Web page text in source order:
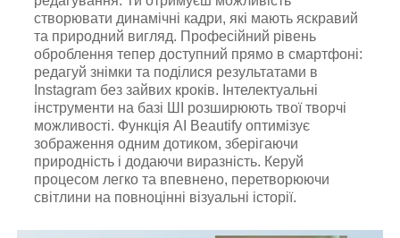
створювати динамічні кадри, які мають яскравий
та природний вигляд. Професійний рівень
оброблення тепер доступний прямо в смартфоні:
редагуй знімки та поділися результатами в
Instagram без зайвих кроків. Інтелектуальні
інструменти на базі ШІ розширюють твої творчі
можливості. Функція AI Beautify оптимізує
зображення одним дотиком, зберігаючи
природність і додаючи виразність. Керуй
процесом легко та впевнено, перетворюючи
світлини на повноцінні візуальні історії.